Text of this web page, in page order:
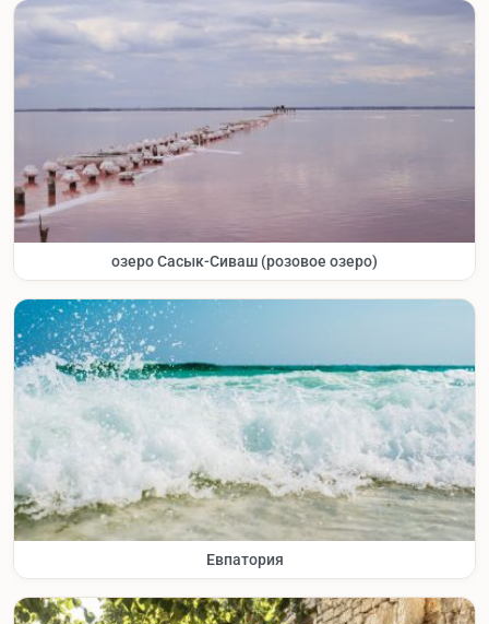
озеро Сасык-Сиваш (розовое озеро)
Евпатория